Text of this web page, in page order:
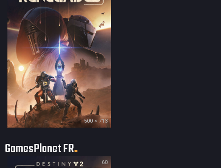
500 × 713
GamesPlanet FR
60